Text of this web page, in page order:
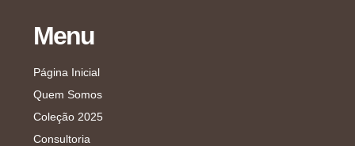
Menu
Página Inicial
Quem Somos
Coleção 2025
Consultoria